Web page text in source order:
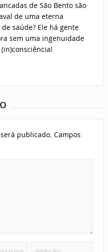
de São Bento são
de uma eterna
saúde? Ele há gente
sem uma ingenuidade
publicado. Campos